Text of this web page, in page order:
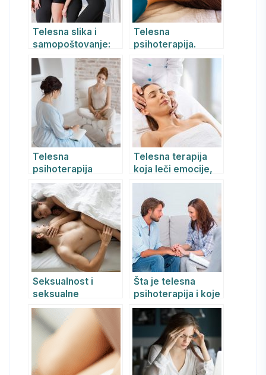
Telesna slika i
samopoštovanje:
kako se osloboditi
pritiska
savremenih ideala
lepote i izgraditi
zdravo poverenje u
sebe
Telesna
psihoterapija.
Psihoterapeut
telesne
psihoterapije
Telesna
psihoterapija
Telesna terapija
koja leči emocije,
telo i duh
Seksualnost i
seksualne
disfunkcije kod
žena sa aspekta
REBT i telesne
psihoterapije:
Uzroci, simptomi i
lečenje
Šta je telesna
psihoterapija i koje
su predrasude o
njoj?